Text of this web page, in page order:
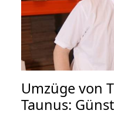
Umzüge von
Taunus: